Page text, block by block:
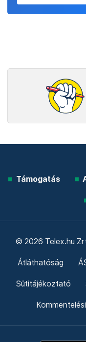
Támogatás
© 2026 Telex.hu
Átláthatóság
Sütitájékoztató